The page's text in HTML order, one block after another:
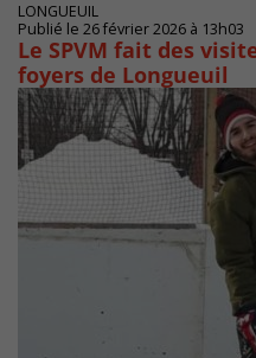
LONGUEUIL
Publié le 26 février 2026 à 13h03
Le SPVM fait des
foyers de Longueuil